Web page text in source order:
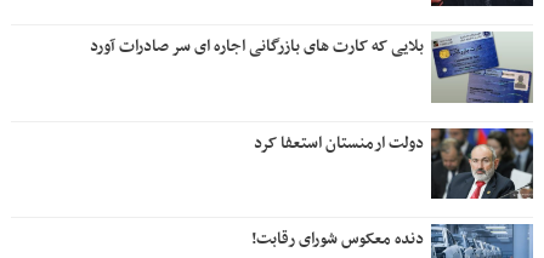
بلایی که کارت های بازرگانی اجاره ای سر صادرات آورد
دولت ارمنستان استعفا کرد
دنده معکوس شورای رقابت!